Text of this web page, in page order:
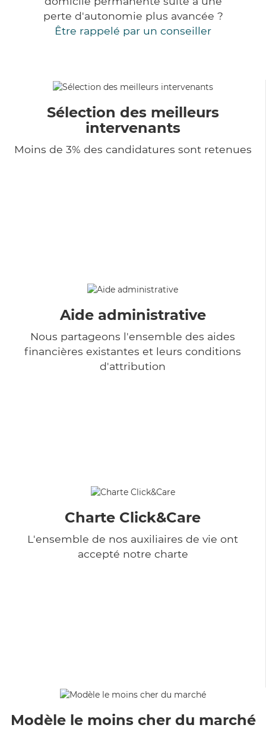
perte d'autonomie plus avancée ?
Être rappelé par un conseiller
Sélection des meilleurs
intervenants
Moins de 3% des candidatures sont retenues
Aide administrative
Nous partageons l'ensemble des aides
financières existantes et leurs conditions
d'attribution
Charte Click&Care
L'ensemble de nos auxiliaires de vie ont
accepté notre charte
Modèle le moins cher du marché